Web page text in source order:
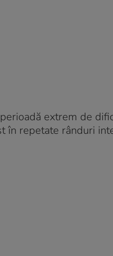
extrem de
în repetate rânduri